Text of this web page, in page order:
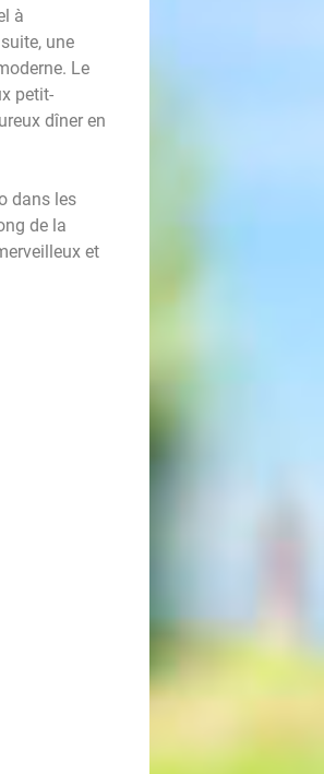
à
une
Le
petit-
dîner en
dans les
de la
et